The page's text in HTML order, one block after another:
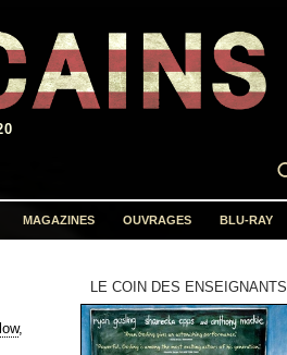
MAGAZINES OUVRAGES BLU-RAY
,
LE COIN DES ENSEIGNANTS